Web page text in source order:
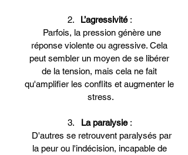
L’agressivité :
Parfois, la pression génère une
réponse violente ou agressive. Cela
peut sembler un moyen de se libérer
de la tension, mais cela ne fait
qu'amplifier les conflits et augmenter le
stress.
La paralysie :
D'autres se retrouvent paralysés par
la peur ou l'indécision, incapable de